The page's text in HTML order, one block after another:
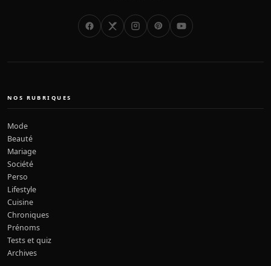
NOS RUBRIQUES
Mode
Beauté
Mariage
Société
Perso
Lifestyle
Cuisine
Chroniques
Prénoms
Tests et quiz
Archives